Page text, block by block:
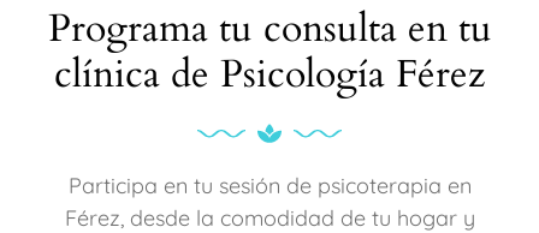
Programa tu consulta en tu
clínica de Psicología Férez
Participa en tu sesión de psicoterapia en
Férez, desde la comodidad de tu hogar y